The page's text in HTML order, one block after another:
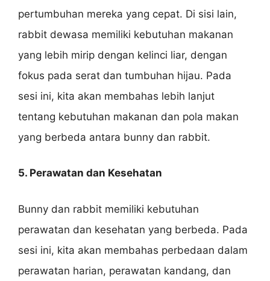
pertumbuhan mereka yang cepat. Di sisi lain,
rabbit dewasa memiliki kebutuhan makanan
yang lebih mirip dengan kelinci liar, dengan
fokus pada serat dan tumbuhan hijau. Pada
sesi ini, kita akan membahas lebih lanjut
tentang kebutuhan makanan dan pola makan
yang berbeda antara bunny dan rabbit.
5. Perawatan dan Kesehatan
Bunny dan rabbit memiliki kebutuhan
perawatan dan kesehatan yang berbeda. Pada
sesi ini, kita akan membahas perbedaan dalam
perawatan harian, perawatan kandang, dan